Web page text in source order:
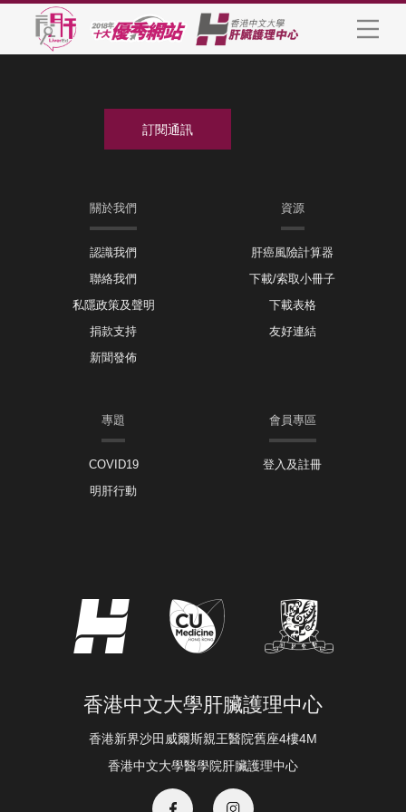
關於我們
認識我們
聯絡我們
私隱政策及聲明
捐款支持
新聞發佈
資源
肝癌風險計算器
下載/索取小冊子
下載表格
友好連結
專題
COVID19
明肝行動
會員專區
登入及註冊
香港中文大學肝臟護理中心
香港新界沙田威爾斯親王醫院舊座4樓4M
香港中文大學醫學院肝臟護理中心